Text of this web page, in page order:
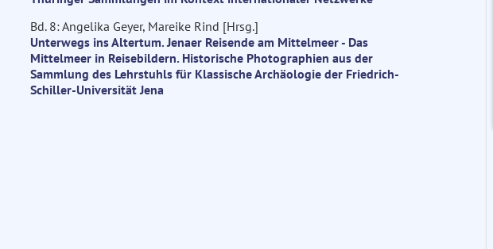
Bd. 8: Angelika Geyer, Mareike Rind [Hrsg.]
Unterwegs ins Altertum. Jenaer Reisende am Mittelmeer - Das
Mittelmeer in Reisebildern. Historische Photographien aus der
Sammlung des Lehrstuhls für Klassische Archäologie der Friedrich-
Schiller-Universität Jena